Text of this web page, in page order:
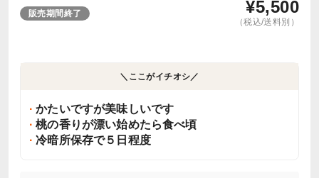
販売期間終了 ¥5,500
（税込/送料別）
＼ここがイチオシ／
かたいですが美味しいです
桃の香りが漂い始めたら食べ頃
冷暗所保存で５日程度